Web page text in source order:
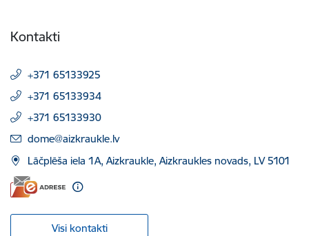
Kontakti
+371 65133925
+371 65133934
+371 65133930
E-pasts:
dome@aizkraukle.lv
Lāčplēša iela 1A, Aizkraukle, Aizkraukles novads, LV 5101
Visi kontakti